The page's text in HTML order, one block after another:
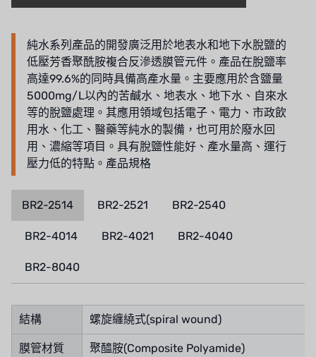
純水系列產品的開發廣泛用於地表水和地下水脫鹽的
低壓芳香聚酰胺複合反滲透膜管元件。產品在脫鹽率
高達99.6%的同時具備高產水量。主要應用於含鹽量
5000mg/L以內的苦鹹水、地表水、地下水、自來水
等的脫鹽處理。其應用領域包括電子、電力、市政飲
用水、化工、醫藥等純水的製備，也可用於廢水回
用、濃縮等項目。具有脫鹽性能好、產水量高、運行
壓力低的特點。產品規格
BR2-2514 BR2-2521 BR2-2540
BR2-4014 BR2-4021 BR2-4040
BR2-8040
結構 螺旋纏繞式(spiral wound)
膜管材質 聚醯胺(Composite Polyamide)